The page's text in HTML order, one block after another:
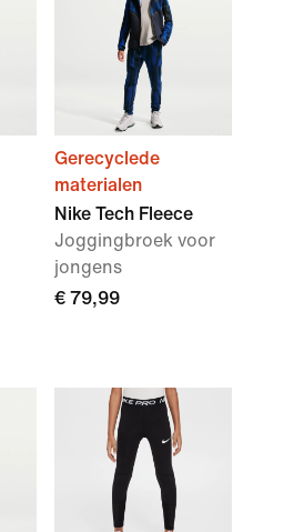
Gerecyclede
materialen
Nike Tech Fleece
Joggingbroek voor
jongens
€ 79,99